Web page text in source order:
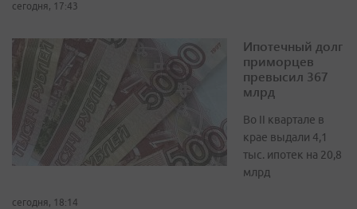
сегодня, 17:43
Ипотечный долг
приморцев
превысил 367
млрд
Во II квартале в
крае выдали 4,1
тыс. ипотек на 20,8
млрд
сегодня, 18:14